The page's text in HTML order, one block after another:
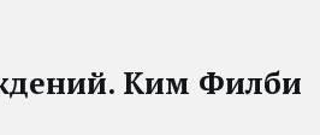
Ким Филби